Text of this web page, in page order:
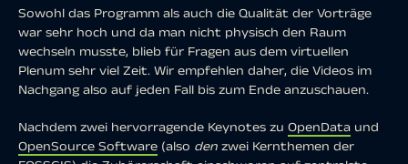
Sowohl das Programm als auch die Qualität der Vorträge
war sehr hoch und da man nicht physisch den Raum
wechseln musste, blieb für Fragen aus dem virtuellen
Plenum sehr viel Zeit. Wir empfehlen daher, die Videos im
Nachgang also auf jeden Fall bis zum Ende anzuschauen.
Nachdem zwei hervorragende Keynotes zu OpenData und
OpenSource Software (also den zwei Kernthemen der